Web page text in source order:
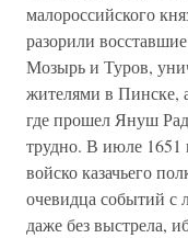
малороссийского
разорили
Мозырь и Туров,
жителями в Пинске,
где прошел Януш
трудно. В июле 1651
войско казачьего
очевидца событий с
даже без выстрела,